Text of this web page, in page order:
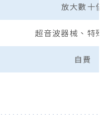
放大數十倍
超音波器械、特殊
自費